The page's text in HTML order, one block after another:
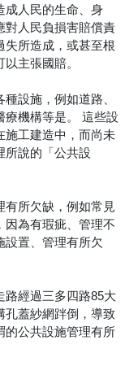
成人民的生命、身
對人民負損害賠償責
失所造成，或甚至根
主張國賠。
設施，例如道路、
療機構等是。 這些設
施工建造中，而尚未
所說的「公共設
有所欠缺，例如常見
因為有瑕疵、管理不
設置、管理有所欠
路經過三多四路85大
孔蓋紗網跘倒，導致
的公共設施管理有所